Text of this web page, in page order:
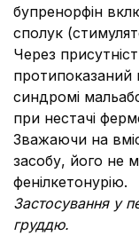
бупренорфін
сполук
Через
протипоказаний
синдромі
при нестачі
Зважаючи на
засобу, його не
фенілкетонурію.
Застосування у
груддю.